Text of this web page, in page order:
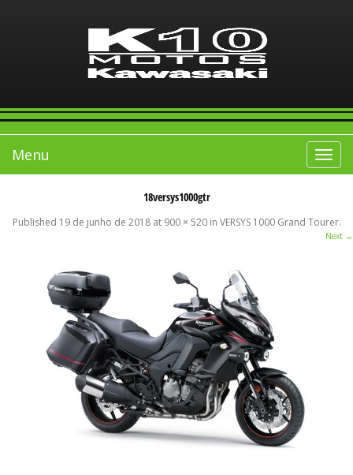
Toggle
Menu
18versys1000gtr
Published 19 de junho de 2018at 900 × 520in VERSYS 1000 Grand Tourer.
Next →